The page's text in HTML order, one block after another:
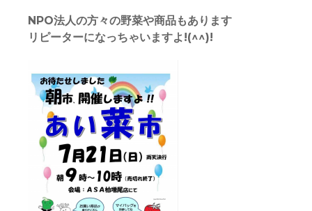
NPO法人の方々の野菜や商品もあります
リピーターになっちゃいますよ!(^^)!